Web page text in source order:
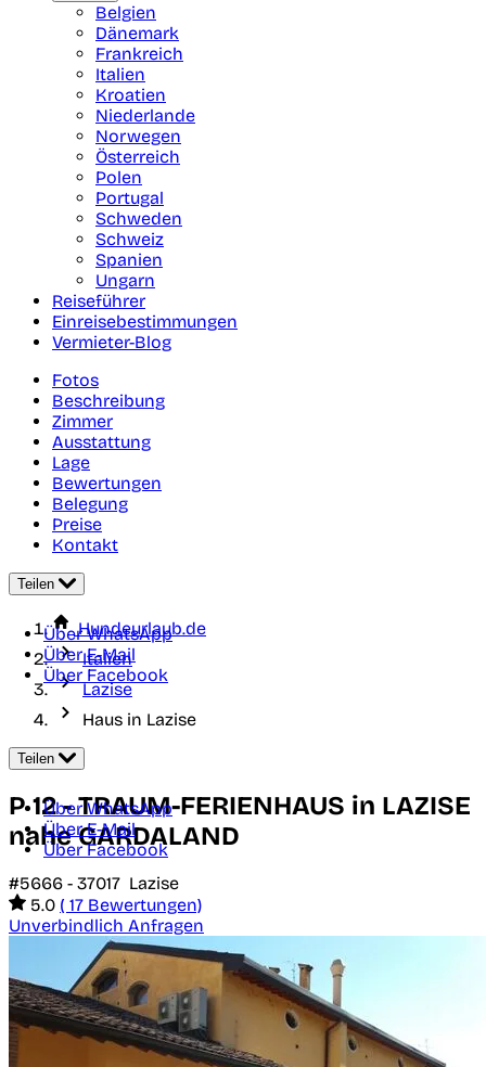
Belgien
Dänemark
Frankreich
Italien
Kroatien
Niederlande
Norwegen
Österreich
Polen
Portugal
Schweden
Schweiz
Spanien
Ungarn
Reiseführer
Einreisebestimmungen
Vermieter-Blog
Fotos
Beschreibung
Zimmer
Ausstattung
Lage
Bewertungen
Belegung
Preise
Kontakt
Teilen
Über WhatsApp
Über E-Mail
Über Facebook
Hundeurlaub.de
Italien
Lazise
Haus in Lazise
Teilen
Über WhatsApp
Über E-Mail
Über Facebook
P 12 - TRAUM-FERIENHAUS in LAZISE
nahe GARDALAND
#5666 - 37017 Lazise
5.0 ( 17 Bewertungen)
Unverbindlich Anfragen